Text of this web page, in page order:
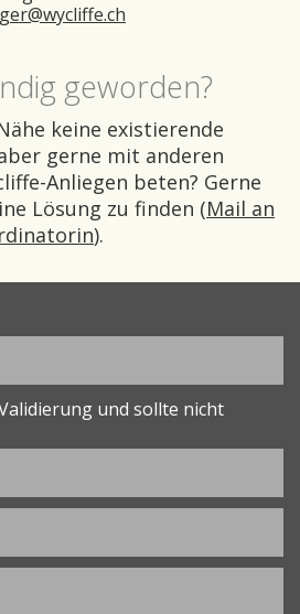
geworden?
keine existierende
gerne mit anderen
Anliegen beten? Gerne
Lösung zu finden (Mail an
).
und sollte nicht